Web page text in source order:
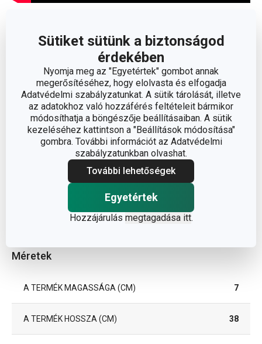
Sütiket sütünk a biztonságod
érdekében
Nyomja meg az "Egyetértek" gombot annak
megerősítéséhez, hogy elolvasta és elfogadja
Adatvédelmi szabályzatunkat. A sütik tárolását, illetve
az adatokhoz való hozzáférés feltételeit bármikor
módosíthatja a böngészője beállításaiban. A sütik
kezeléséhez kattintson a "Beállítások módosítása"
gombra. További információt az Adatvédelmi
szabályzatunkban olvashat.
További lehetőségek
Egyetértek
Hozzájárulás megtagadása itt.
Méretek
A TERMÉK MAGASSÁGA (CM) 7
A TERMÉK HOSSZA (CM) 38